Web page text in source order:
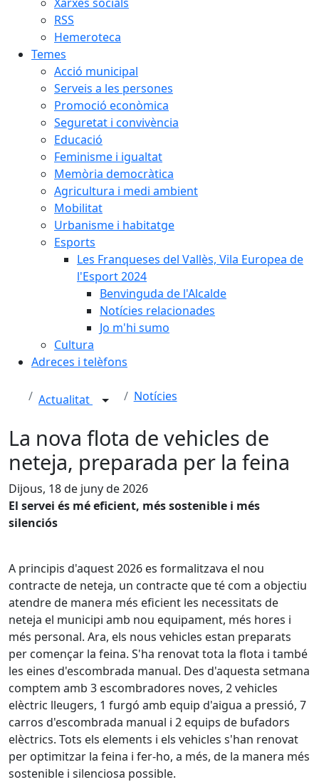
RSS
Hemeroteca
Temes
Acció municipal
Serveis a les persones
Promoció econòmica
Seguretat i convivència
Educació
Feminisme i igualtat
Memòria democràtica
Agricultura i medi ambient
Mobilitat
Urbanisme i habitatge
Esports
Les Franqueses del Vallès, Vila Europea de
l'Esport 2024
Benvinguda de l'Alcalde
Notícies relacionades
Jo m'hi sumo
Cultura
Adreces i telèfons
Actualitat Notícies
La nova flota de vehicles de
neteja, preparada per la feina
Dijous, 18 de juny de 2026
El servei és mé eficient, més sostenible i més
silenciós
A principis d'aquest 2026 es formalitzava el nou
contracte de neteja, un contracte que té com a objectiu
atendre de manera més eficient les necessitats de
neteja el municipi amb nou equipament, més hores i
més personal. Ara, els nous vehicles estan preparats
per començar la feina. S'ha renovat tota la flota i també
les eines d'escombrada manual. Des d'aquesta setmana
comptem amb 3 escombradores noves, 2 vehicles
elèctric lleugers, 1 furgó amb equip d'aigua a pressió, 7
carros d'escombrada manual i 2 equips de bufadors
elèctrics. Tots els elements i els vehicles s'han renovat
per optimitzar la feina i fer-ho, a més, de la manera més
sostenible i silenciosa possible.